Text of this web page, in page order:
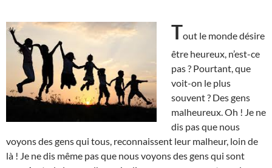
Tout le monde désire
être heureux, n’est-ce
pas ? Pourtant, que
voit-on le plus
souvent ? Des gens
malheureux. Oh ! Je ne
dis pas que nous
voyons des gens qui tous, reconnaissent leur malheur, loin de
là ! Je ne dis même pas que nous voyons des gens qui sont